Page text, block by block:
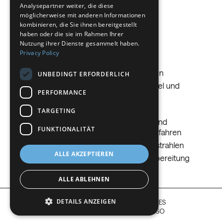
Andreas Schmid Transport GmbH
Phone
s-schmid.de
Show details
annea pharma GmbH
Phone
089-585080
Email
info@oxyparat.de
Show details
Benötigen Sie Hilfe?
Benötigen Sie Hilfe?
Lösungen
Unsere Gase
Additive Fertigung
Chemische Industrie
Elektronik
Energie
Glasindustrie
Laboratorien
Lebensmittel und
Schweiß- und
Schneidverfahren
Trockeneisstrahlen
Wasseraufbereitung
COPYRIGHT © 2026 NIPPON SANSO
GESETZE, RICHTLINIEN UND COOKIES
ITALIAN
DANISH
BE
Analysepartner weiter, die diese
möglicherweise mit anderen Informationen
kombinieren, die Sie ihnen bereitgestellt
haben oder die sie im Rahmen Ihrer
Nutzung ihrer Dienste gesammelt haben.
Privacy Policy
UNBEDINGT ERFORDERLICH
PERFORMANCE
TARGETING
FUNKTIONALITÄT
ALLE AKZEPTIEREN
ALLE ABLEHNEN
DETAILS ANZEIGEN